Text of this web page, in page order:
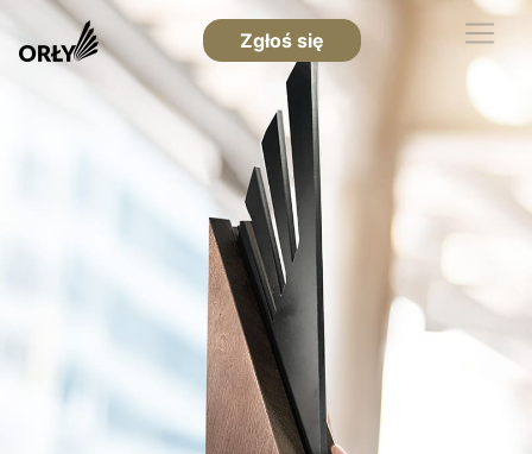
Zgłoś się